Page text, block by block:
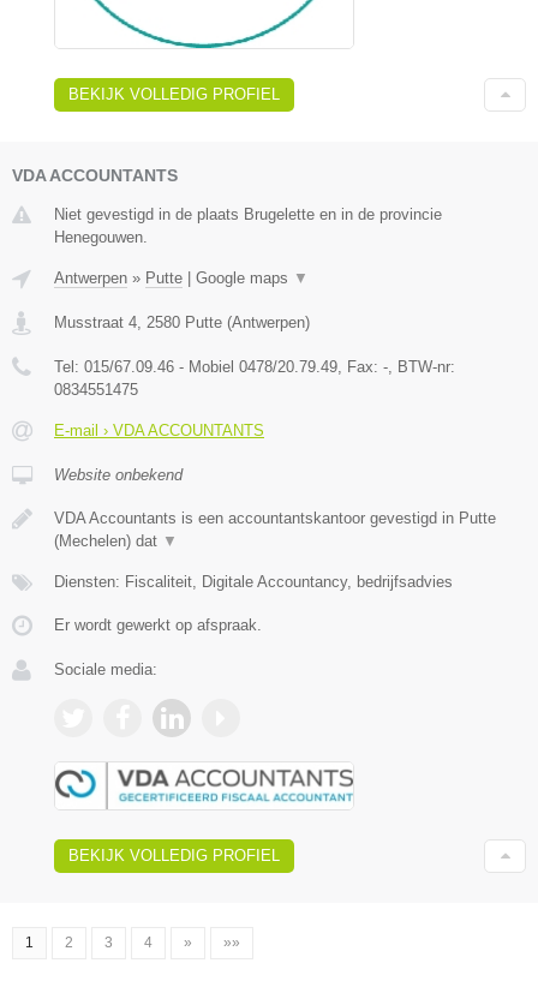
BEKIJK VOLLEDIG PROFIEL
VDA ACCOUNTANTS
Niet gevestigd in de plaats Brugelette en in de provincie
Henegouwen.
Antwerpen » Putte | Google maps ▼
Musstraat 4 2580 Putte (Antwerpen)
Tel: 015/67.09.46 - Mobiel 0478/20.79.49 , Fax: - , BTW-nr:
0834551475
E-mail › VDA ACCOUNTANTS
Website onbekend
VDA Accountants is een accountantskantoor gevestigd in Putte
(Mechelen) dat ▼
Diensten: Fiscaliteit, Digitale Accountancy, bedrijfsadvies
Er wordt gewerkt op afspraak.
Sociale media:
BEKIJK VOLLEDIG PROFIEL
1 2 3 4 » »»